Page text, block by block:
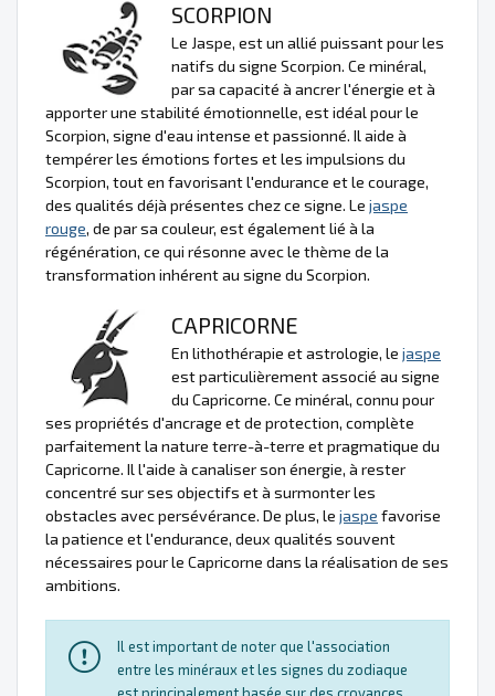
SCORPION
Le Jaspe, est un allié puissant pour les
natifs du signe Scorpion. Ce minéral,
par sa capacité à ancrer l'énergie et à
apporter une stabilité émotionnelle, est idéal pour le
Scorpion, signe d'eau intense et passionné. Il aide à
tempérer les émotions fortes et les impulsions du
Scorpion, tout en favorisant l'endurance et le courage,
des qualités déjà présentes chez ce signe. Le jaspe
rouge, de par sa couleur, est également lié à la
régénération, ce qui résonne avec le thème de la
transformation inhérent au signe du Scorpion.
CAPRICORNE
En lithothérapie et astrologie, le jaspe
est particulièrement associé au signe
du Capricorne. Ce minéral, connu pour
ses propriétés d'ancrage et de protection, complète
parfaitement la nature terre-à-terre et pragmatique du
Capricorne. Il l'aide à canaliser son énergie, à rester
concentré sur ses objectifs et à surmonter les
obstacles avec persévérance. De plus, le jaspe favorise
la patience et l'endurance, deux qualités souvent
nécessaires pour le Capricorne dans la réalisation de ses
ambitions.
Il est important de noter que l'association
entre les minéraux et les signes du zodiaque